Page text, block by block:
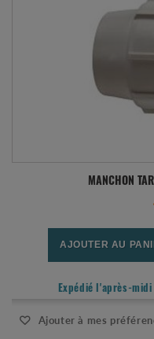
MANCHON
AJOUTER AU
Expédié l'après-
Ajouter à mes